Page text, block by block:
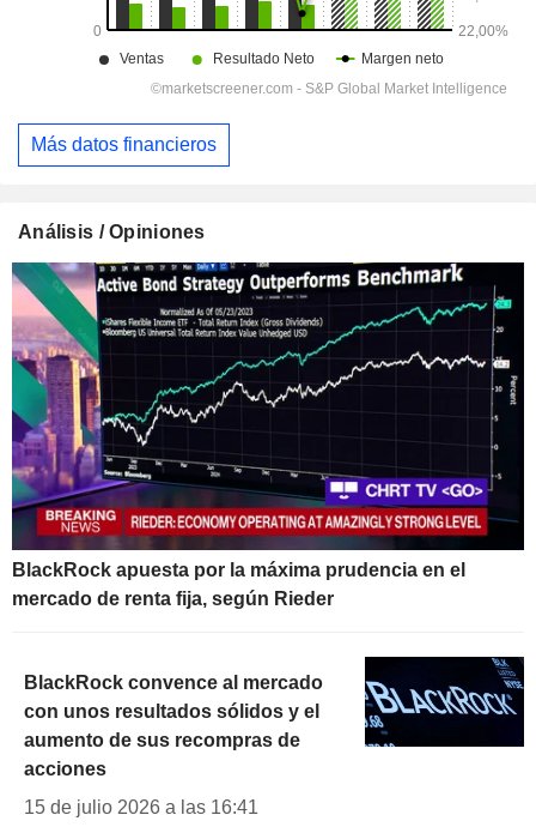
Más datos financieros
Análisis / Opiniones
BlackRock apuesta por la máxima prudencia en el
mercado de renta fija, según Rieder
BlackRock convence al mercado
con unos resultados sólidos y el
aumento de sus recompras de
acciones
15 de julio 2026 a las 16:41